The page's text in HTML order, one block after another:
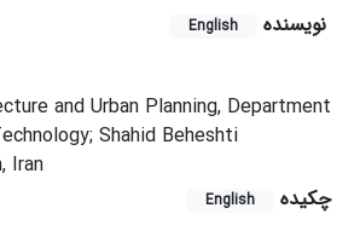
نویسنده English
and Urban Planning, Department
Shahid Beheshti
Iran
چکیده
English